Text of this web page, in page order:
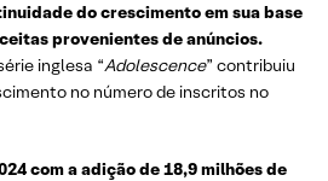
do crescimento em sua base
provenientes de anúncios.
inglesa “Adolescence” contribuiu
no número de inscritos no
com a adição de 18,9 milhões de